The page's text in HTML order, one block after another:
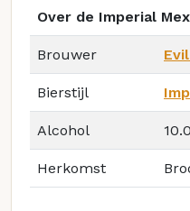
Over de Imperial
Brouwer
Bierstijl
Alcohol
Herkomst